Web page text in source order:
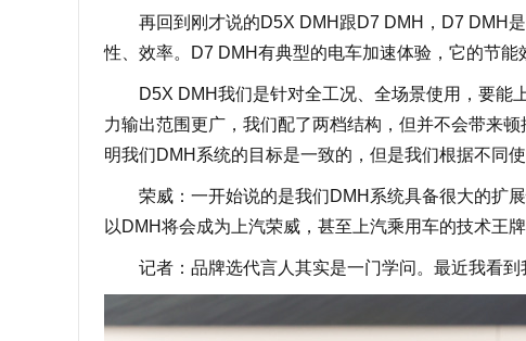
再回到刚才说的D5X DMH跟D7 DMH，D7 DMH是
性、效率。D7 DMH有典型的电车加速体验，它的节能
D5X DMH我们是针对全工况、全场景使用，要能
力输出范围更广，我们配了两档结构，但并不会带来
明我们DMH系统的目标是一致的，但是我们根据不同
荣威：一开始说的是我们DMH系统具备很大的扩展
以DMH将会成为上汽荣威，甚至上汽乘用车的技术王
记者：品牌选代言人其实是一门学问。最近我看到